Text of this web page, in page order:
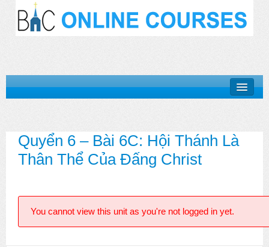
Basic Doctrines Course
Khóa Học “Giới Thiệu Kinh Thánh”
Khóa Học “Mục Vụ Trong Hội Thánh”
Quyển 6 – Bài 6C: Hội Thánh Là
Thân Thể Của Đấng Christ
You cannot view this unit as you're not logged in yet.